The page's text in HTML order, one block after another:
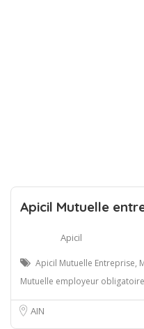
Apicil Mutuelle
Apicil
Apicil Mutuelle Entreprise,
Mutuelle employeur
AIN